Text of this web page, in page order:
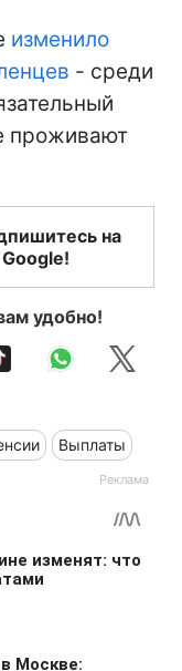
изменило
- среди
проживают
на
удобно!
Выплаты